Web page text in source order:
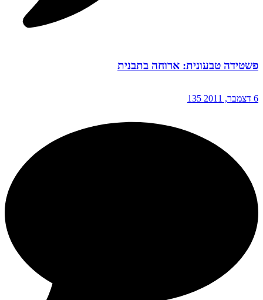
פשטידה טבעונית: ארוחה בתבנית
6 דצמבר, 2011 135